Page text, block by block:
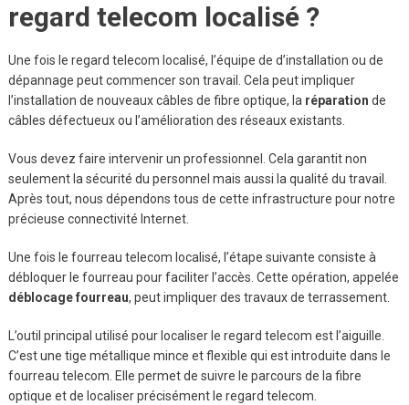
regard telecom localisé ?
Une fois le regard telecom localisé, l’équipe de d’installation ou de
dépannage peut commencer son travail. Cela peut impliquer
l’installation de nouveaux câbles de fibre optique, la réparation de
câbles défectueux ou l’amélioration des réseaux existants.
Vous devez faire intervenir un professionnel. Cela garantit non
seulement la sécurité du personnel mais aussi la qualité du travail.
Après tout, nous dépendons tous de cette infrastructure pour notre
précieuse connectivité Internet.
Une fois le fourreau telecom localisé, l’étape suivante consiste à
débloquer le fourreau pour faciliter l’accès. Cette opération, appelée
déblocage fourreau, peut impliquer des travaux de terrassement.
L’outil principal utilisé pour localiser le regard telecom est l’aiguille.
C’est une tige métallique mince et flexible qui est introduite dans le
fourreau telecom. Elle permet de suivre le parcours de la fibre
optique et de localiser précisément le regard telecom.